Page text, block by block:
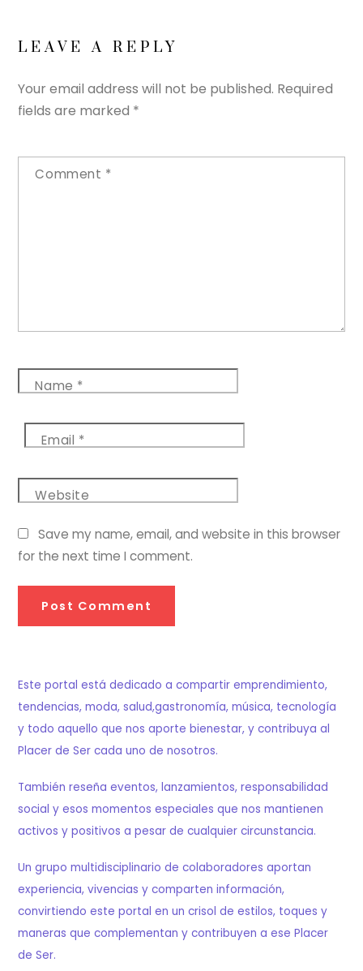
LEAVE A REPLY
Your email address will not be published. Required
fields are marked *
Comment *
Name *
Email *
Website
Save my name, email, and website in this browser
for the next time I comment.
Este portal está dedicado a compartir emprendimiento,
tendencias, moda, salud,gastronomía, música, tecnología
y todo aquello que nos aporte bienestar, y contribuya al
Placer de Ser cada uno de nosotros.
También reseña eventos, lanzamientos, responsabilidad
social y esos momentos especiales que nos mantienen
activos y positivos a pesar de cualquier circunstancia.
Un grupo multidisciplinario de colaboradores aportan
experiencia, vivencias y comparten información,
convirtiendo este portal en un crisol de estilos, toques y
maneras que complementan y contribuyen a ese Placer
de Ser.